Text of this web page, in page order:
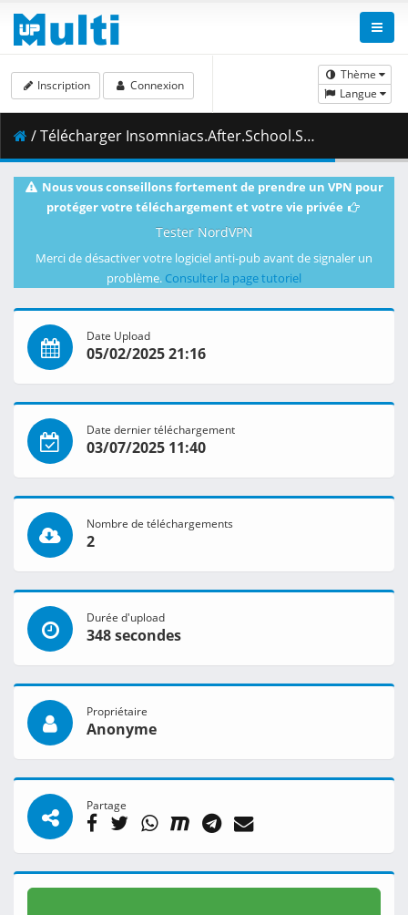
Thème
Langue
Inscription Connexion
/ Télécharger Insomniacs.After.School.S01E06.Shooting.Star.1080p.AMZN.WEB-DL.DUAL.DDP2.0.H.264.ESub-ToonsHub.mkv.002 ( 295.59 MB )
Nous vous conseillons fortement de prendre un VPN pour
protéger votre téléchargement et votre vie privée
Tester NordVPN
Merci de désactiver votre logiciel anti-pub avant de signaler un
problème. Consulter la page tutoriel
Date Upload
05/02/2025 21:16
Date dernier téléchargement
03/07/2025 11:40
Nombre de téléchargements
2
Durée d'upload
348 secondes
Propriétaire
Anonyme
Partage